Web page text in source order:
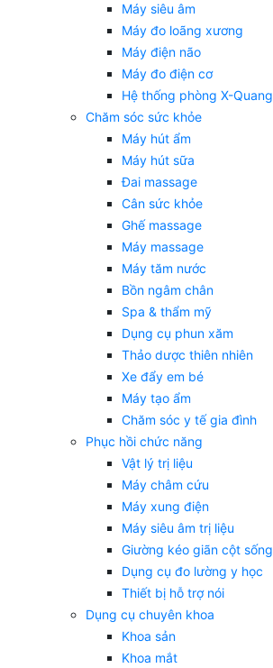
Máy siêu âm
Máy đo loãng xương
Máy điện não
Máy đo điện cơ
Hệ thống phòng X-Quang
Chăm sóc sức khỏe
Máy hút ẩm
Máy hút sữa
Đai massage
Cân sức khỏe
Ghế massage
Máy massage
Máy tăm nước
Bồn ngâm chân
Spa & thẩm mỹ
Dụng cụ phun xăm
Thảo dược thiên nhiên
Xe đẩy em bé
Máy tạo ẩm
Chăm sóc y tế gia đình
Phục hồi chức năng
Vật lý trị liệu
Máy châm cứu
Máy xung điện
Máy siêu âm trị liệu
Giường kéo giãn cột sống
Dụng cụ đo lường y học
Thiết bị hỗ trợ nói
Dụng cụ chuyên khoa
Khoa sản
Khoa mắt